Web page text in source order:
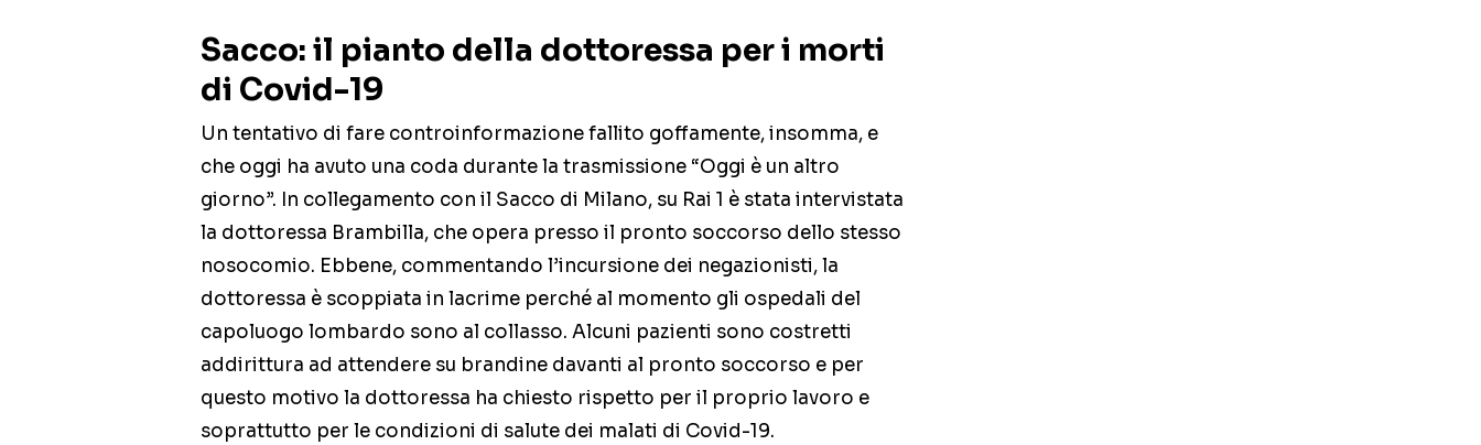
Sacco: il pianto della dottoressa per i morti
di Covid-19
Un tentativo di fare controinformazione fallito goffamente, insomma, e
che oggi ha avuto una coda durante la trasmissione “Oggi è un altro
giorno”. In collegamento con il Sacco di Milano, su Rai 1 è stata intervistata
la dottoressa Brambilla, che opera presso il pronto soccorso dello stesso
nosocomio. Ebbene, commentando l’incursione dei negazionisti, la
dottoressa è scoppiata in lacrime perché al momento gli ospedali del
capoluogo lombardo sono al collasso. Alcuni pazienti sono costretti
addirittura ad attendere su brandine davanti al pronto soccorso e per
questo motivo la dottoressa ha chiesto rispetto per il proprio lavoro e
soprattutto per le condizioni di salute dei malati di Covid-19.